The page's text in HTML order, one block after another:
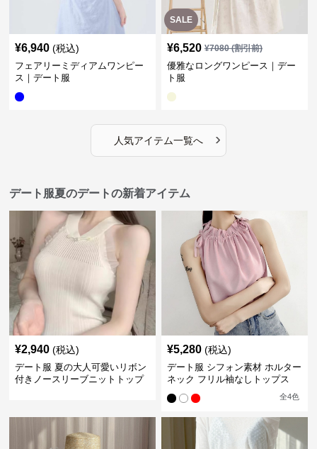
¥6,940 (税込)
フェアリーミディアムワンピー
ス｜デート服
SALE
¥6,520 ¥7080(割引前)
優雅なロングワンピース｜デー
ト服
人気アイテム一覧へ ›
デート服夏のデートの新着アイテム
¥2,940 (税込)
デート服 夏の大人可愛いリボン
付きノースリーブニットトップ
¥5,280 (税込)
デート服 シフォン素材 ホルター
ネック フリル袖なしトップス
全4色